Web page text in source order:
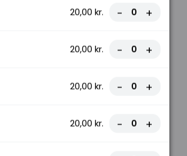
20,00 kr. - +
20,00 kr. - +
20,00 kr. - +
20,00 kr. - +